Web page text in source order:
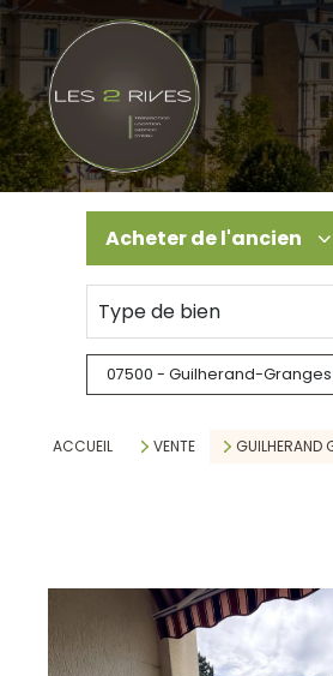
Acheterde l'ancien
De l'ancien
Type de bien
07500 - Guilherand-Granges
ACCUEIL VENTE GUILHERAND